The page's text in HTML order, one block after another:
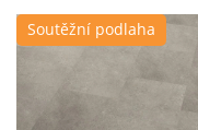
Soutěžní podlaha